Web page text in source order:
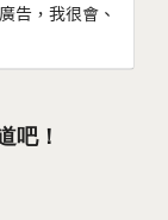
告，我很會、
吧！